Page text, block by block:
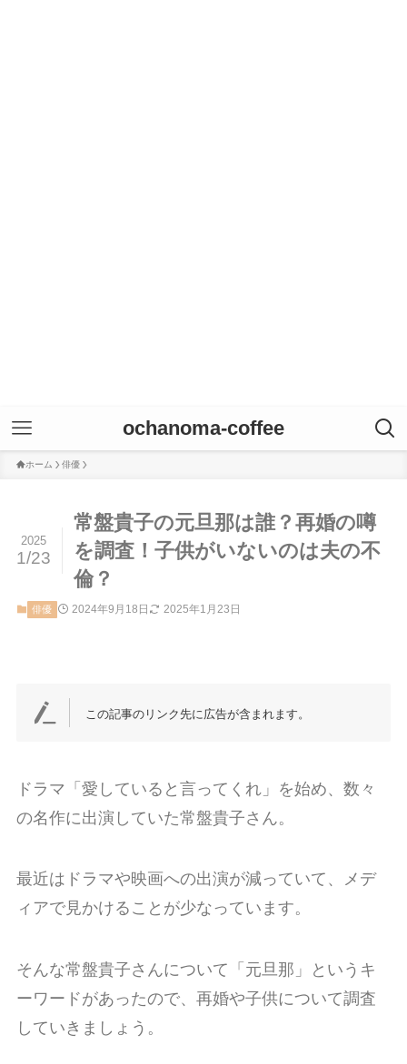
ochanoma-coffee
ホーム 俳優
常盤貴子の元旦那は誰？再婚の噂
を調査！子供がいないのは夫の不
倫？
2025
1/23
俳優 2024年9月18日 2025年1月23日
この記事のリンク先に広告が含まれます。
ドラマ「愛していると言ってくれ」を始め、数々
の名作に出演していた常盤貴子さん。
最近はドラマや映画への出演が減っていて、メデ
ィアで見かけることが少なっています。
そんな常盤貴子さんについて「元旦那」というキ
ーワードがあったので、再婚や子供について調査
していきましょう。